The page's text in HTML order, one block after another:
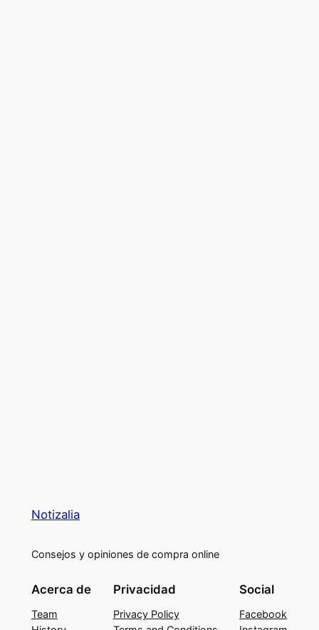
Notizalia
Consejos y opiniones de compra online
Acerca de
Team
Privacidad
Privacy Policy
Social
Facebook